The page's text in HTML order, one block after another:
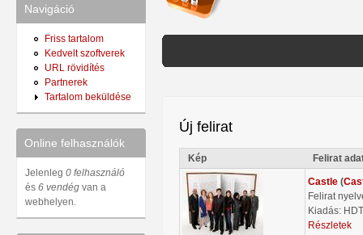
Navigáció
Friss tartalom
Kedvelt szoftverek
URL rövidítés
Partnerek
Tartalom beküldése
Online felhasználók
Jelenleg 0 felhasználó
és 6 vendég van a
webhelyen.
Új felirat
Kép Felirat
Castle (
Felirat
Kiadás:
Részletek